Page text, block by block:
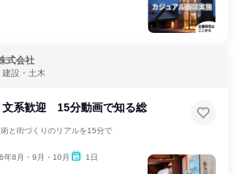
式会社
設・土木
系歓迎 15分動画で知る総
と街づくりのリアルを15分で
年8月・9月・10月 1日